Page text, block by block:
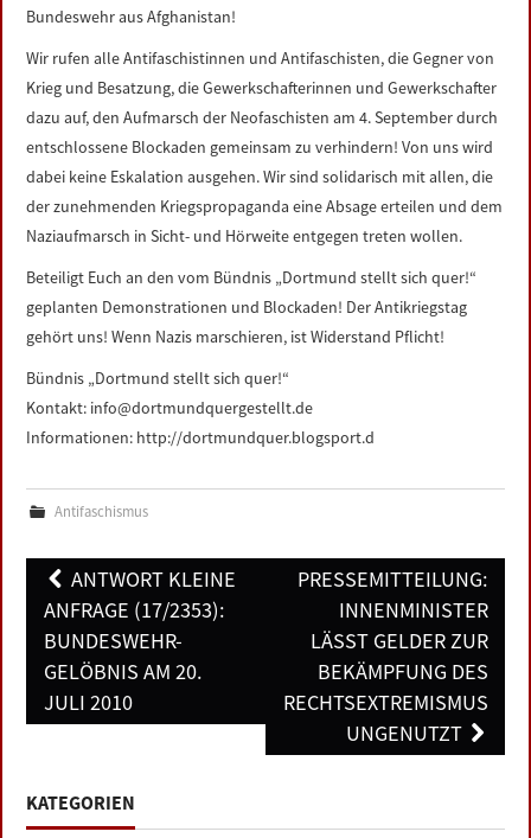
Bundeswehr aus Afghanistan!
Wir rufen alle Antifaschistinnen und Antifaschisten, die Gegner von
Krieg und Besatzung, die Gewerkschafterinnen und Gewerkschafter
dazu auf, den Aufmarsch der Neofaschisten am 4. September durch
entschlossene Blockaden gemeinsam zu verhindern! Von uns wird
dabei keine Eskalation ausgehen. Wir sind solidarisch mit allen, die
der zunehmenden Kriegspropaganda eine Absage erteilen und dem
Naziaufmarsch in Sicht- und Hörweite entgegen treten wollen.
Beteiligt Euch an den vom Bündnis „Dortmund stellt sich quer!“
geplanten Demonstrationen und Blockaden! Der Antikriegstag
gehört uns! Wenn Nazis marschieren, ist Widerstand Pflicht!
Bündnis „Dortmund stellt sich quer!“
Kontakt: info@dortmundquergestellt.de
Informationen: http://dortmundquer.blogsport.d
Antifaschismus
Post
navigation
ANTWORT KLEINE
ANFRAGE (17/2353):
BUNDESWEHR-
GELÖBNIS AM 20.
JULI 2010
PRESSEMITTEILUNG:
INNENMINISTER
LÄSST GELDER ZUR
BEKÄMPFUNG DES
RECHTSEXTREMISMUS
UNGENUTZT
KATEGORIEN